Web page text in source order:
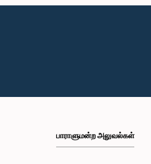
பாராளுமன்ற அலுவல்கள்